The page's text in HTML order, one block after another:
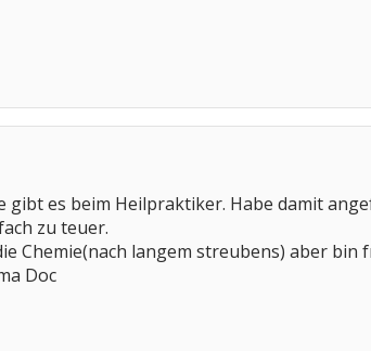
gibt es beim Heilpraktiker. Habe damit
zu teuer.
Chemie(nach langem streubens) aber
Doc